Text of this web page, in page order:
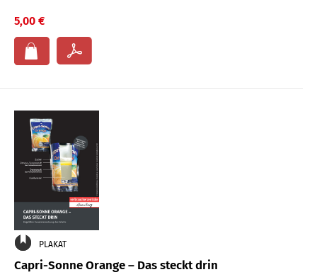
5,00 €
PLAKAT
Capri-Sonne Orange – Das steckt drin